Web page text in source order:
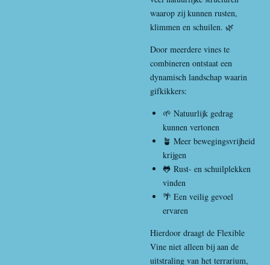
waarop zij kunnen rusten,
klimmen en schuilen. 🌿
Door meerdere vines te
combineren ontstaat een
dynamisch landschap waarin
gifkikkers:
🌱 Natuurlijk gedrag
kunnen vertonen
🪴 Meer bewegingsvrijheid
krijgen
🐸 Rust- en schuilplekken
vinden
🌴 Een veilig gevoel
ervaren
Hierdoor draagt de Flexible
Vine niet alleen bij aan de
uitstraling van het terrarium,